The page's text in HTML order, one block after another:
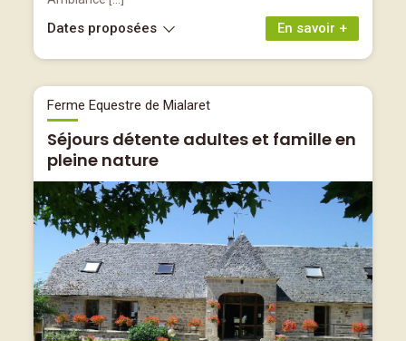
En savoir +
Dates proposées
Ferme Equestre de Mialaret
Séjours détente adultes et famille en
pleine nature